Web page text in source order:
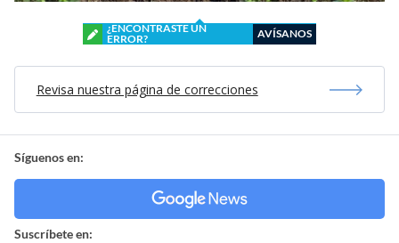
¿ENCONTRASTE UN
ERROR?
AVÍSANOS
Revisa nuestra página de correcciones
Síguenos en:
Suscríbete en: